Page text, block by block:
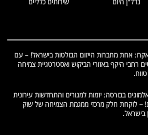
אחת מחברות הייזום הבולטות בישראל! – עם
רחבי היקף באזורי הביקוש ואסטרטגיית צמיחה
בבורסה: יזמות למגורים והתחדשות עירונית
– לוקחת חלק מרכזי ממגמת הצמיחה של שוק
בישראל.